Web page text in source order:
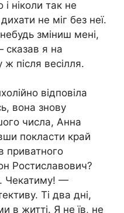
ніколи так не
не міг без неї.
зміниш мені,
сказав я на
ж після весілля.
відповіла
вона знову
числа, Анна
покласти край
приватного
Ростиславович?
Чекатиму! —
Ті два дні,
в житті. Я не їв, не